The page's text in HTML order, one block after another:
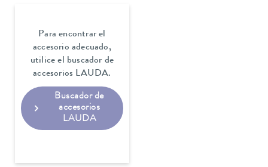
Para encontrar el
accesorio adecuado,
utilice el buscador de
accesorios LAUDA.
Buscador de
accesorios
LAUDA